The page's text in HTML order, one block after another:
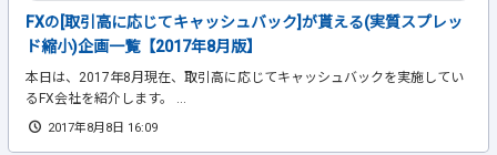
FXの[取引高に応じてキャッシュバック]が貰える(実質スプレッ
ド縮小)企画一覧【2017年8月版】
本日は、2017年8月現在、取引高に応じてキャッシュバックを実施してい
るFX会社を紹介します。 ...
2017年8月8日 16:09